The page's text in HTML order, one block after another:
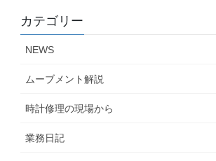
カテゴリー
NEWS
ムーブメント解説
時計修理の現場から
業務日記